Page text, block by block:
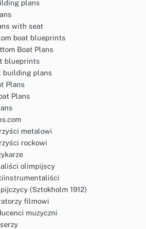
plans
with seat
boat blueprints
Boat Plans
blueprints
building plans
Plans
Plans
metalowi
rockowi
olimpijscy
(Sztokholm 1912)
filmowi
muzyczni